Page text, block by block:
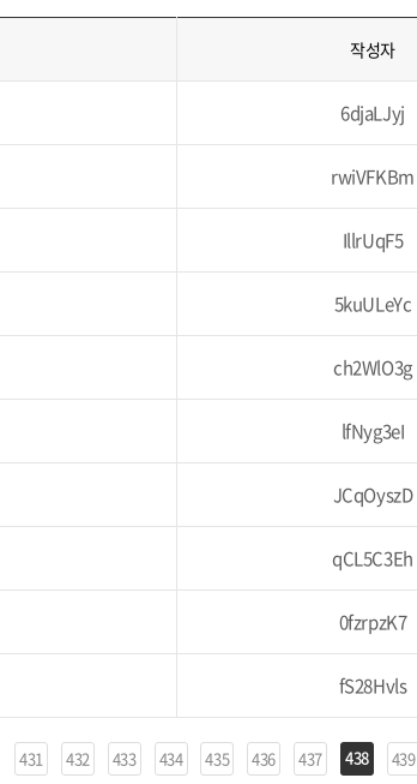
작성자
6djaLJyj
rwiVFKBm
IllrUqF5
5kuULeYc
ch2WlO3g
lfNyg3eI
JCqOyszD
qCL5C3Eh
0fzrpzK7
fS28Hvls
431 432 433 434 435 436 437 438 439